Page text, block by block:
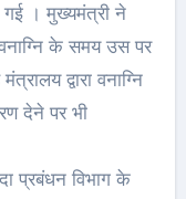
गई । मुख्यमंत्री ने
के समय उस पर
द्वारा वनाग्नि
देने पर भी
प्रबंधन विभाग के